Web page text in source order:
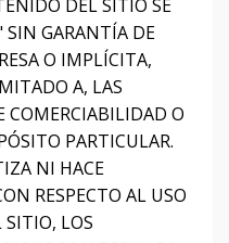
DEL SITIO SE
SIN GARANTÍA DE
O IMPLÍCITA,
A, LAS
COMERCIABILIDAD O
PARTICULAR.
NI HACE
RESPECTO AL USO
SITIO, LOS